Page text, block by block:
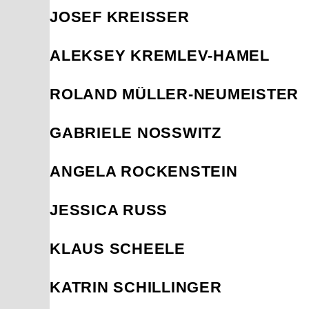
JOSEF KREISSER
ALEKSEY KREMLEV-HAMEL
ROLAND MÜLLER-NEUMEISTER
GABRIELE NOSSWITZ
ANGELA ROCKENSTEIN
JESSICA RUSS
KLAUS SCHEELE
KATRIN SCHILLINGER